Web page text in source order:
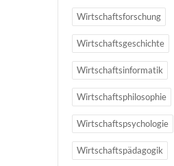
Wirtschaftsforschung
Wirtschaftsgeschichte
Wirtschaftsinformatik
Wirtschaftsphilosophie
Wirtschaftspsychologie
Wirtschaftspädagogik